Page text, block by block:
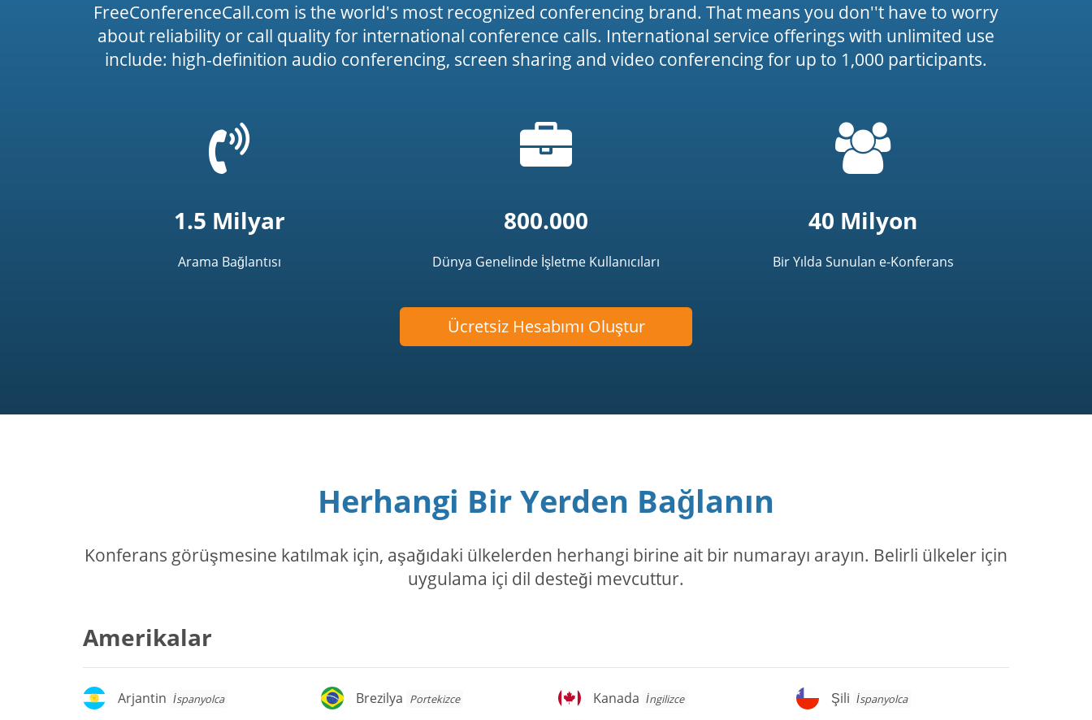
FreeConferenceCall.com is the world's most recognized conferencing brand. That means you don''t have to worry
about reliability or call quality for international conference calls. International service offerings with unlimited use
include: high-definition audio conferencing, screen sharing and video conferencing for up to 1,000 participants.
t('common.phone_icon')
1.5 Milyar
Arama Bağlantısı
çantası
simgesi
800.000
Dünya Genelinde İşletme Kullanıcıları
40 Milyon
Bir Yılda Sunulan e-Konferans
Ücretsiz Hesabımı Oluştur
Herhangi Bir Yerden Bağlanın
Konferans görüşmesine katılmak için, aşağıdaki ülkelerden herhangi birine ait bir numarayı arayın. Belirli ülkeler için
uygulama içi dil desteği mevcuttur.
Amerikalar
Arjantin
Arjantin İspanyolca Brezilya
Brezilya Portekizce Kanada
Kanada İngilizce Şili
Şili İspanyolca